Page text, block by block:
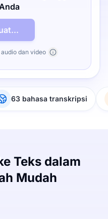
dan video
63 bahasa transkripsi
Teks dalam
Mudah